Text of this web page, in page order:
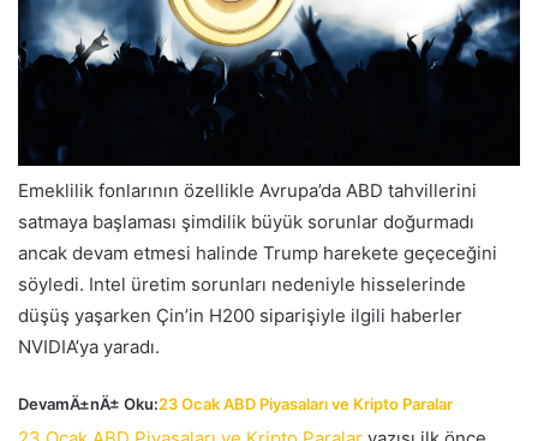
Emeklilik fonlarının özellikle Avrupa’da ABD tahvillerini
satmaya başlaması şimdilik büyük sorunlar doğurmadı
ancak devam etmesi halinde Trump harekete geçeceğini
söyledi. Intel üretim sorunları nedeniyle hisselerinde
düşüş yaşarken Çin’in H200 siparişiyle ilgili haberler
NVIDIA’ya yaradı.
DevamÄ±nÄ± Oku:23 Ocak ABD Piyasaları ve Kripto Paralar